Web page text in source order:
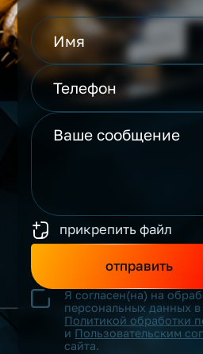
прикрепить файл
отправить
Я согласен(на) на
персональных данных в
Политикой обработки
и Пользовательским
сайта.